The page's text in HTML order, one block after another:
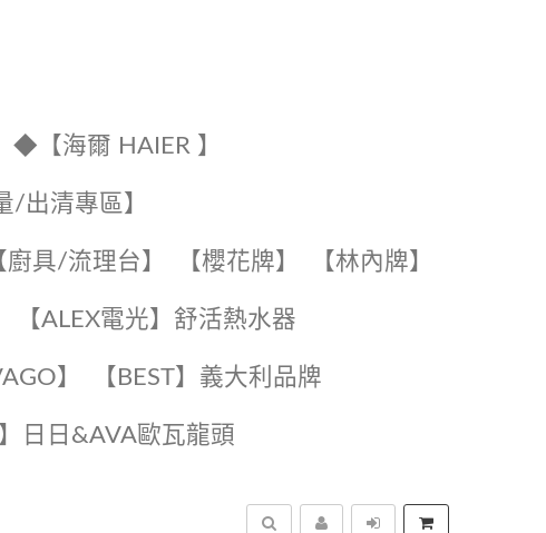
◆【海爾 HAIER 】
/出清專區】
廚具/流理台】 【櫻花牌】 【林內牌】
️️【ALEX電光】舒活熱水器️️
】️ ️【BEST】️義大利品牌
日日&AVA歐瓦龍頭
搜尋